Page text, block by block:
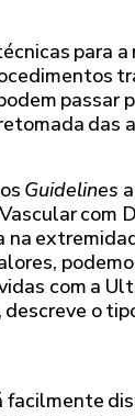
para
passar
das
Guidelines
com
com a
o